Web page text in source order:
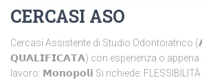
CERCASI ASO
Cercasi Assistente di Studio Odontoiatrico
𝗤𝗨𝗔𝗟𝗜𝗙𝗜𝗖𝗔𝗧𝗔) con esperienza o appena
lavoro: 𝗠𝗼𝗻𝗼𝗽𝗼𝗹𝗶 Si richiede: